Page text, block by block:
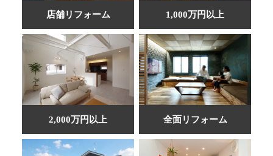
店舗リフォーム 1,000万円以上
2,000万円以上 全面リフォーム